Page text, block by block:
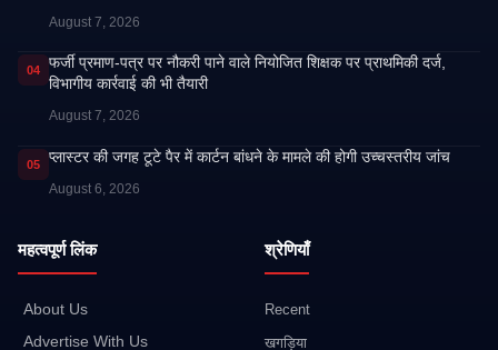
August 7, 2026
04
फर्जी प्रमाण-पत्र पर नौकरी पाने वाले नियोजित शिक्षक पर प्राथमिकी दर्ज,
विभागीय कार्रवाई की भी तैयारी
August 7, 2026
05 प्लास्टर की जगह टूटे पैर में कार्टन बांधने के मामले की होगी उच्चस्तरीय जांच
August 6, 2026
महत्वपूर्ण लिंक
About Us
Advertise With Us
श्रेणियाँ
Recent
खगड़िया